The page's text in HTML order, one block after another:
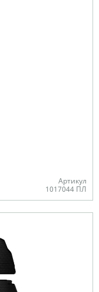
Артикул
1017044 ПЛ